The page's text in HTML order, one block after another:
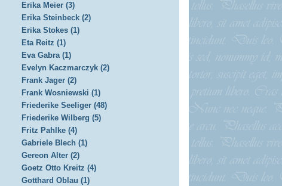
Erika Meier (3)
Erika Steinbeck (2)
Erika Stokes (1)
Eta Reitz (1)
Eva Gabra (1)
Evelyn Kaczmarczyk (2)
Frank Jager (2)
Frank Wosniewski (1)
Friederike Seeliger (48)
Friederike Wilberg (5)
Fritz Pahlke (4)
Gabriele Blech (1)
Gereon Alter (2)
Goetz Otto Kreitz (4)
Gotthard Oblau (1)